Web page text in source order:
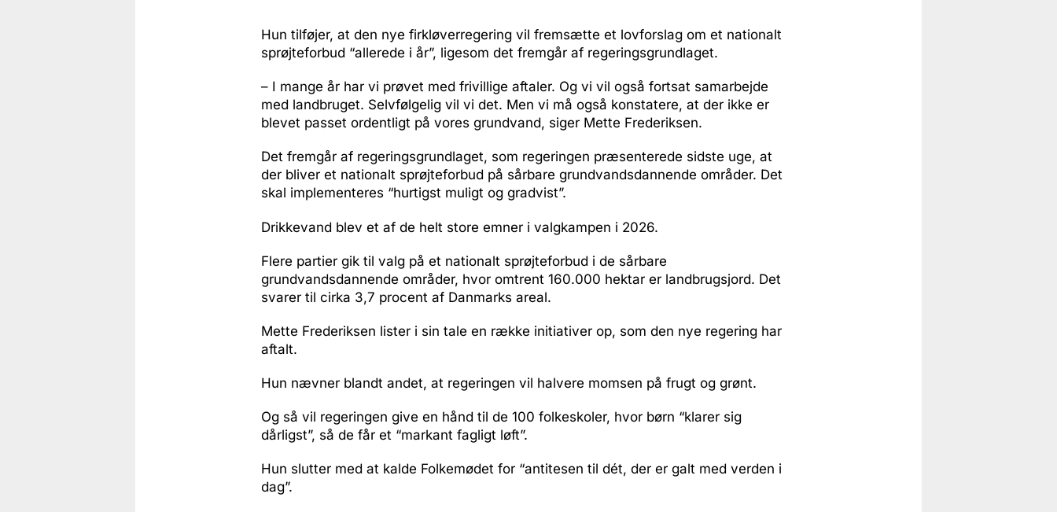
Hun tilføjer, at den nye firkløverregering vil fremsætte et lovforslag om et nationalt
sprøjteforbud “allerede i år”, ligesom det fremgår af regeringsgrundlaget.
– I mange år har vi prøvet med frivillige aftaler. Og vi vil også fortsat samarbejde
med landbruget. Selvfølgelig vil vi det. Men vi må også konstatere, at der ikke er
blevet passet ordentligt på vores grundvand, siger Mette Frederiksen.
Det fremgår af regeringsgrundlaget, som regeringen præsenterede sidste uge, at
der bliver et nationalt sprøjteforbud på sårbare grundvandsdannende områder. Det
skal implementeres “hurtigst muligt og gradvist”.
Drikkevand blev et af de helt store emner i valgkampen i 2026.
Flere partier gik til valg på et nationalt sprøjteforbud i de sårbare
grundvandsdannende områder, hvor omtrent 160.000 hektar er landbrugsjord. Det
svarer til cirka 3,7 procent af Danmarks areal.
Mette Frederiksen lister i sin tale en række initiativer op, som den nye regering har
aftalt.
Hun nævner blandt andet, at regeringen vil halvere momsen på frugt og grønt.
Og så vil regeringen give en hånd til de 100 folkeskoler, hvor børn “klarer sig
dårligst”, så de får et “markant fagligt løft”.
Hun slutter med at kalde Folkemødet for “antitesen til dét, der er galt med verden i
dag”.